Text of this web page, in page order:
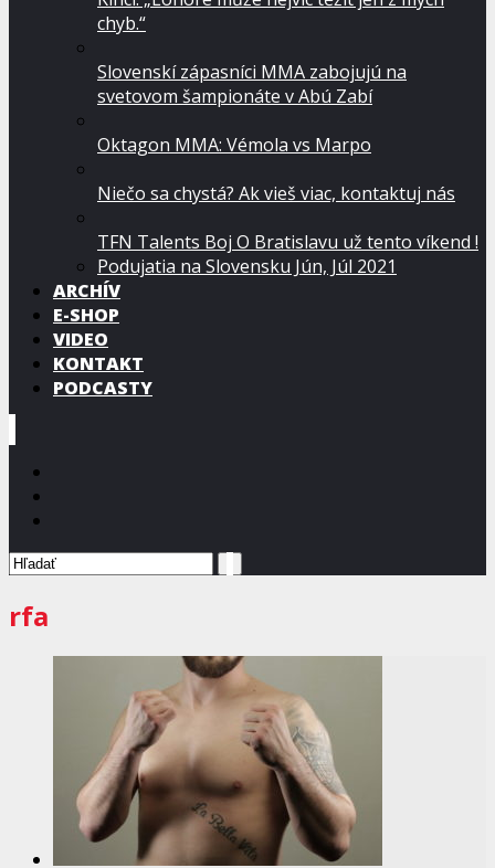
chyb.“
Slovenskí zápasníci MMA zabojujú na
svetovom šampionáte v Abú Zabí
Oktagon MMA: Vémola vs Marpo
Niečo sa chystá? Ak vieš viac, kontaktuj nás
TFN Talents Boj O Bratislavu už tento víkend !
Podujatia na Slovensku Jún, Júl 2021
ARCHÍV
E-SHOP
VIDEO
KONTAKT
PODCASTY
rfa